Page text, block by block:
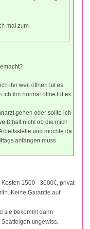
mal zum
ihn weit öffnen tut es
ich ihn normal öffne tut es
gehen oder sollte ich
halt nicht ob die mich
und möchte da
anfangen muss
1500 - 3000€, privat
Keine Garantie auf
sie bekommt dann
ungewiss.